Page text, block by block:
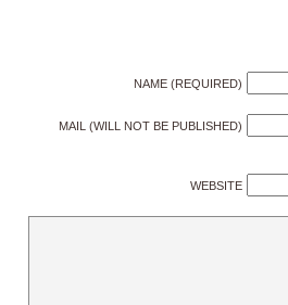
NAME (REQUIRED)
MAIL (WILL NOT BE PUBLISHED)
WEBSITE